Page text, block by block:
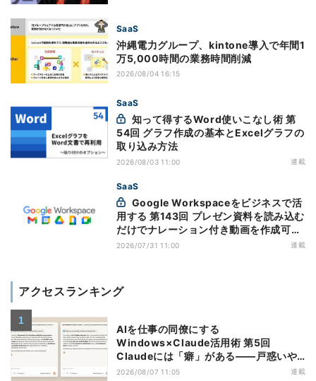
SaaS
沖縄電力グループ、kintone導入で年間1
万5,000時間の業務時間削減
2026/08/04 16:15
SaaS
54回 グラフ作成の基本とExcelグラフの
取り込み方法
2026/08/03 11:00 連載
SaaS
用する 第143回 プレゼン資料を読み込む
だけでナレーション付き動画を作成可能
になった「Google Vids」
2026/07/31 11:00 連載
アクセスランキング
AIを仕事の同僚にする
Windows×Claude活用術 第5回
Claudeには「癖」がある――戸惑いや
すい7つの仕様
2026/08/07 11:05 連載